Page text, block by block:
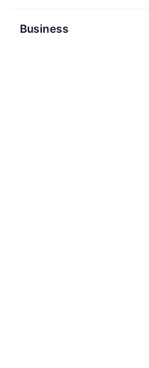
Business
Les
des agents
les tâches
créer des
Gérer des
gérés de
traite en
La